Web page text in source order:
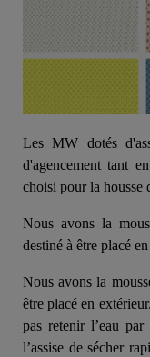
Les MW dotés
d'agencement tant
choisi pour la housse
Nous avons la
destiné à être placé
Nous avons la
être placé en
pas retenir l’eau
l’assise de sécher